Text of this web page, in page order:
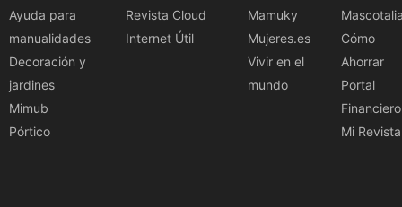
Ayuda para
manualidades
Decoración y
jardines
Mimub
Pórtico
Revista Cloud
Internet Útil
Mamuky
Mujeres.es
Vivir en el
mundo
Cómo
Ahorrar
Portal
Financiero
Mi Revista